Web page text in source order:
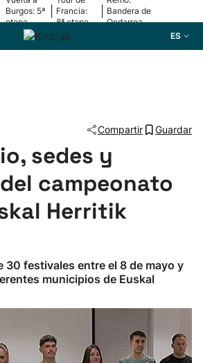
Burgos: 5ª
etapa
Francia:
8ª etapa
Bandera de
Ondarroa
ES
Compartir Guardar
sedes y
campeonato
Herritik
30 festivales entre el 8 de mayo y
municipios de Euskal